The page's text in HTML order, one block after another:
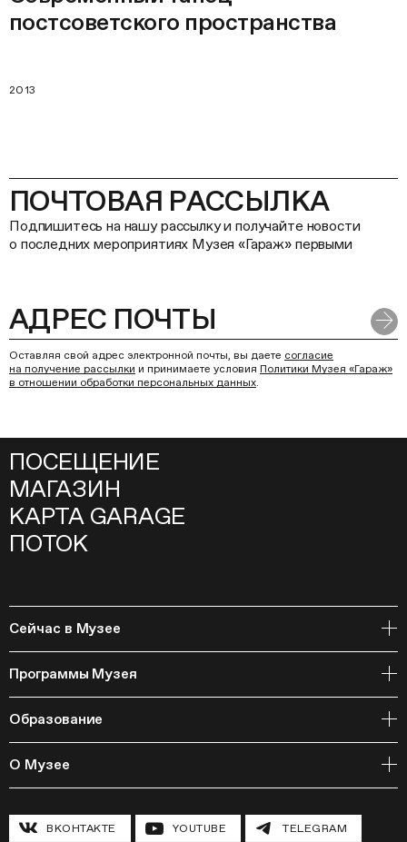
постсоветского пространства
2013
ПОЧТОВАЯ РАССЫЛКА
Подпишитесь на нашу рассылку и получайте новости
о последних мероприятиях Музея «Гараж» первыми
Оставляя свой адрес электронной почты, вы даете согласие
на получение рассылки и принимаете условия Политики Музея «Гараж»
в отношении обработки персональных данных.
ПОСЕЩЕНИЕ
МАГАЗИН
КАРТА GARAGE
ПОТОК
Сейчас в Музее
События
Программы Музея
Библиотека
Издательская программа
Мастерские
Полевые исследования
Инклюзивные программы
Конференции
Образование
Курсы
Циклы лекций
О Музее
Павильон «Шестигранник»
Хроника Музея «Гараж»
ВКОНТАКТЕ YOUTUBE TELEGRAM